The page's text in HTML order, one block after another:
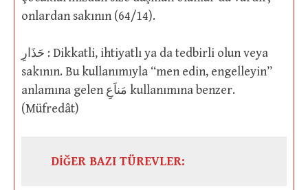
onlardan sakının (64/14).
حَذَارِ : Dikkatli, ihtiyatlı ya da tedbirli olun veya
sakının. Bu kullanımıyla “men edin, engelleyin”
anlamına gelen مَناَعِ kullanımına benzer.
(Müfredât)
DİĞER BAZI TÜREVLER: